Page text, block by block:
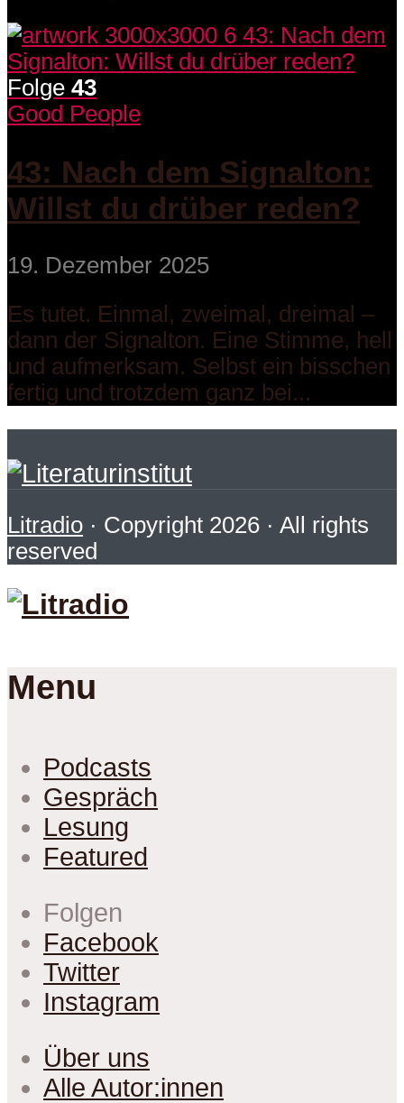
Folge 43
Good People
43: Nach dem Signalton:
Willst du drüber reden?
19. Dezember 2025
Es tutet. Einmal, zweimal, dreimal –
dann der Signalton. Eine Stimme, hell
und aufmerksam. Selbst ein bisschen
fertig und trotzdem ganz bei...
Litradio · Copyright 2026 · All rights
reserved
Menu
Podcasts
Gespräch
Lesung
Featured
Folgen
Facebook
Twitter
Instagram
Über uns
Alle Autor:innen